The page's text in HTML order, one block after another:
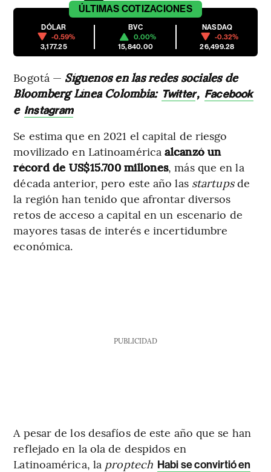
ÚLTIMAS COTIZACIONES
DÓLAR
-0.59%
3,177.25
BVC
0.00%
15,840.00
NASDAQ
-0.32%
26,499.28
Bogotá — Síguenos en las redes sociales de
Bloomberg Línea Colombia: Twitter, Facebook
e Instagram
Se estima que en 2021 el capital de riesgo
movilizado en Latinoamérica alcanzó un
récord de US$15.700 millones, más que en la
década anterior, pero este año las startupsde
la región han tenido que afrontar diversos
retos de acceso a capital en un escenario de
mayores tasas de interés e incertidumbre
económica.
PUBLICIDAD
A pesar de los desafíos de este año que se han
reflejado en la ola de despidos en
Latinoamérica, la proptech Habi se convirtió en